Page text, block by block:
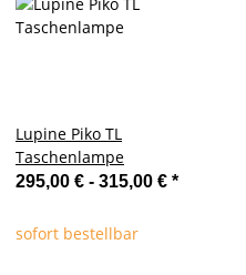
Lupine Piko TL
Taschenlampe
295,00 € - 315,00 € *
sofort bestellbar